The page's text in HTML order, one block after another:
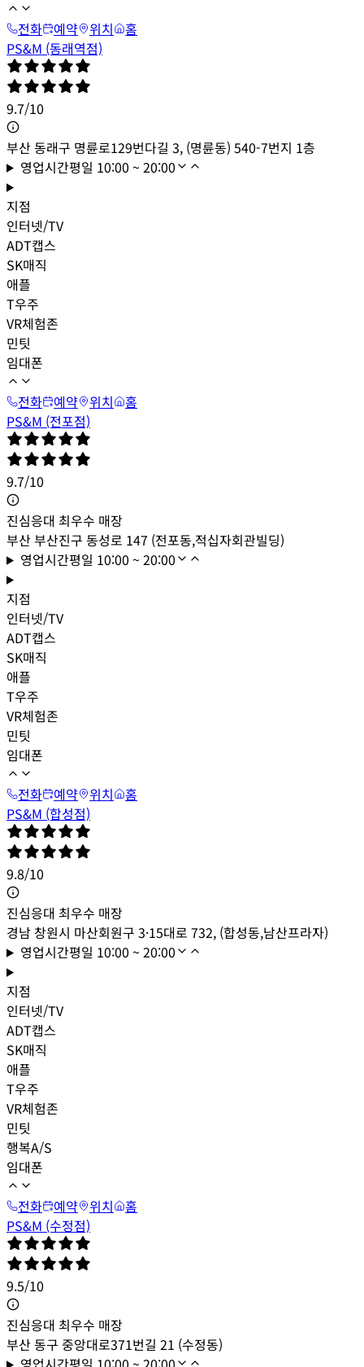
전화
예약 위치
홈
PS&M (동래역점)
9.7/10
부산 동래구 명륜로129번다길 3, (명륜동) 540-7번지 1층
영업시간평일 10:00 ~ 20:00
지점
인터넷/TV
ADT캡스
SK매직
애플
T우주
VR체험존
민팃
임대폰
전화
예약 위치
홈
PS&M (전포점)
9.7/10
진심응대 최우수 매장
부산 부산진구 동성로 147 (전포동,적십자회관빌딩)
영업시간평일 10:00 ~ 20:00
지점
인터넷/TV
ADT캡스
SK매직
애플
T우주
VR체험존
민팃
임대폰
전화
예약 위치
홈
PS&M (합성점)
9.8/10
진심응대 최우수 매장
경남 창원시 마산회원구 3·15대로 732, (합성동,남산프라자)
영업시간평일 10:00 ~ 20:00
지점
인터넷/TV
ADT캡스
SK매직
애플
T우주
VR체험존
민팃
행복A/S
임대폰
전화
예약 위치
홈
PS&M (수정점)
9.5/10
진심응대 최우수 매장
부산 동구 중앙대로371번길 21 (수정동)